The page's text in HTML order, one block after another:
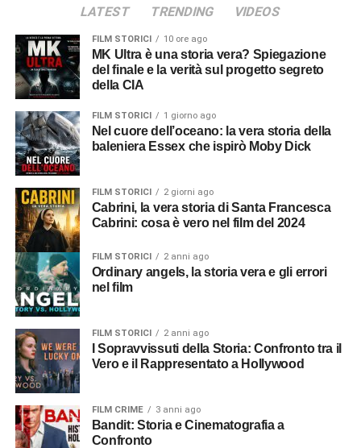
LATEST TRENDING VIDEOS
FILM STORICI 10 ore ago
MK Ultra è una storia vera? Spiegazione
del finale e la verità sul progetto segreto
della CIA
FILM STORICI 1 giorno ago
Nel cuore dell’oceano: la vera storia della
baleniera Essex che ispirò Moby Dick
FILM STORICI 2 giorni ago
Cabrini, la vera storia di Santa Francesca
Cabrini: cosa è vero nel film del 2024
FILM STORICI 2 anni ago
Ordinary angels, la storia vera e gli errori
nel film
FILM STORICI 2 anni ago
Vero e il Rappresentato a Hollywood
FILM CRIME 3 anni ago
Bandit: Storia e Cinematografia a
Confronto